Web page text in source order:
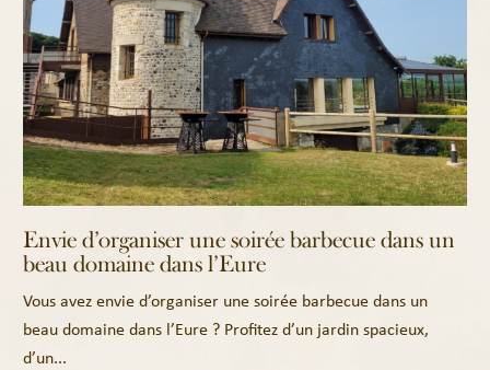
Envie d’organiser une soirée barbecue dans un
beau domaine dans l’Eure
Vous avez envie d’organiser une soirée barbecue dans un
beau domaine dans l’Eure ? Profitez d’un jardin spacieux,
d’un...